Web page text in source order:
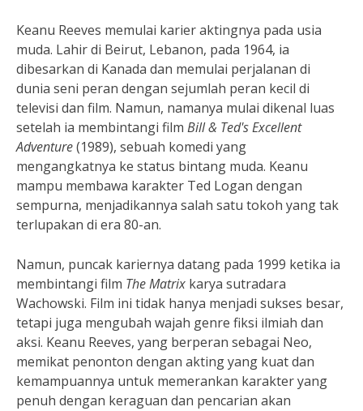
Keanu Reeves memulai karier aktingnya pada usia
muda. Lahir di Beirut, Lebanon, pada 1964, ia
dibesarkan di Kanada dan memulai perjalanan di
dunia seni peran dengan sejumlah peran kecil di
televisi dan film. Namun, namanya mulai dikenal luas
setelah ia membintangi film Bill & Ted's Excellent
Adventure(1989), sebuah komedi yang
mengangkatnya ke status bintang muda. Keanu
mampu membawa karakter Ted Logan dengan
sempurna, menjadikannya salah satu tokoh yang tak
terlupakan di era 80-an.
Namun, puncak kariernya datang pada 1999 ketika ia
membintangi film The Matrix karya sutradara
Wachowski. Film ini tidak hanya menjadi sukses besar,
tetapi juga mengubah wajah genre fiksi ilmiah dan
aksi. Keanu Reeves, yang berperan sebagai Neo,
memikat penonton dengan akting yang kuat dan
kemampuannya untuk memerankan karakter yang
penuh dengan keraguan dan pencarian akan